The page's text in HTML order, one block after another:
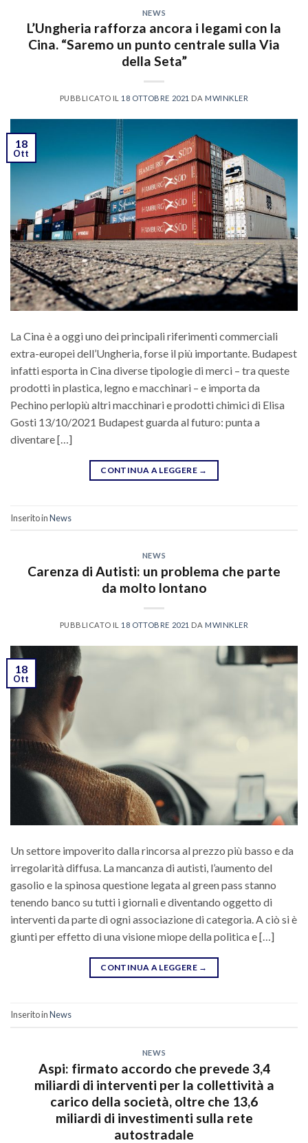
NEWS
L’Ungheria rafforza ancora i legami con la
Cina. “Saremo un punto centrale sulla Via
della Seta”
PUBBLICATO IL 18 OTTOBRE 2021 DA MWINKLER
18
Ott
La Cina è a oggi uno dei principali riferimenti commerciali
extra-europei dell’Ungheria, forse il più importante. Budapest
infatti esporta in Cina diverse tipologie di merci – tra queste
prodotti in plastica, legno e macchinari – e importa da
Pechino perlopiù altri macchinari e prodotti chimici di Elisa
Gosti 13/10/2021 Budapest guarda al futuro: punta a
diventare […]
CONTINUA A LEGGERE →
Inserito inNews
NEWS
Carenza di Autisti: un problema che parte
da molto lontano
PUBBLICATO IL 18 OTTOBRE 2021 DA MWINKLER
18
Ott
Un settore impoverito dalla rincorsa al prezzo più basso e da
irregolarità diffusa. La mancanza di autisti, l’aumento del
gasolio e la spinosa questione legata al green pass stanno
tenendo banco su tutti i giornali e diventando oggetto di
interventi da parte di ogni associazione di categoria. A ciò si è
giunti per effetto di una visione miope della politica e […]
CONTINUA A LEGGERE →
Inserito inNews
NEWS
Aspi: firmato accordo che prevede 3,4
miliardi di interventi per la collettività a
carico della società, oltre che 13,6
miliardi di investimenti sulla rete
autostradale